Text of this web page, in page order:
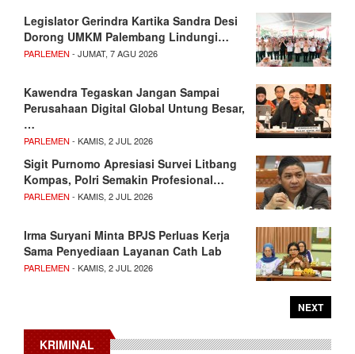
Legislator Gerindra Kartika Sandra Desi
Dorong UMKM Palembang Lindungi…
PARLEMEN - JUMAT, 7 AGU 2026
Kawendra Tegaskan Jangan Sampai
Perusahaan Digital Global Untung Besar,
…
PARLEMEN - KAMIS, 2 JUL 2026
Sigit Purnomo Apresiasi Survei Litbang
Kompas, Polri Semakin Profesional…
PARLEMEN - KAMIS, 2 JUL 2026
Irma Suryani Minta BPJS Perluas Kerja
Sama Penyediaan Layanan Cath Lab
PARLEMEN - KAMIS, 2 JUL 2026
NEXT
KRIMINAL